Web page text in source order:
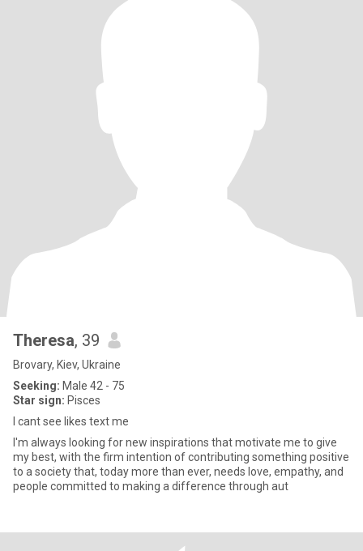
Theresa, 39
Brovary, Kiev, Ukraine
Seeking: Male 42 - 75
Star sign: Pisces
I cant see likes text me
I'm always looking for new inspirations that motivate me to give
my best, with the firm intention of contributing something positive
to a society that, today more than ever, needs love, empathy, and
people committed to making a difference through aut